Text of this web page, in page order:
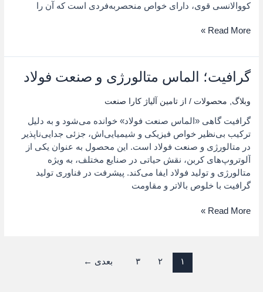
کووالانسی قوی، دارای خواص منحصربه‌فردی است که آن را
می‌رود؟
Read More »
گرافیت؛ الماس متالورژی و صنعت فولاد
وبلاگ محصولات / از تامین آلیاژ کارا صنعت
گرافیت گاهی «الماس صنعت فولاد» خوانده می‌شود و به دلیل
ترکیب بی‌نظیر خواص فیزیکی و شیمیایی‌اش، جزئی جدایی‌ناپذیر
در متالورژی و صنعت فولاد است. این محصول به عنوان یکی از
آلوتروپ‌های کربن، نقش حیاتی در صنایع مختلف، به ویژه
متالورژی و تولید فولاد ایفا می‌کند. پیشرفت در فناوری تولید
گرافیت با خلوص بالاتر و مقاومت
گرافیت؛
الماس
متالورژی
و
صنعت
فولاد
Read More »
۱ ۲ ۳ بعدی ←